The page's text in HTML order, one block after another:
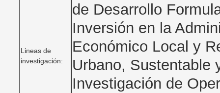
Lineas de
investigación:
de Desarrollo
Inversión en la
Económico Local y
Urbano, Sustentable
Investigación de